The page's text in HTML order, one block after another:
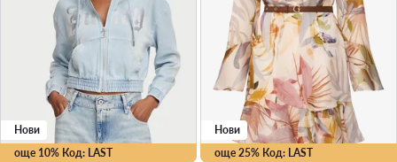
още 10% Код: LAST
Нови
още 25% Код: LAST
Нови